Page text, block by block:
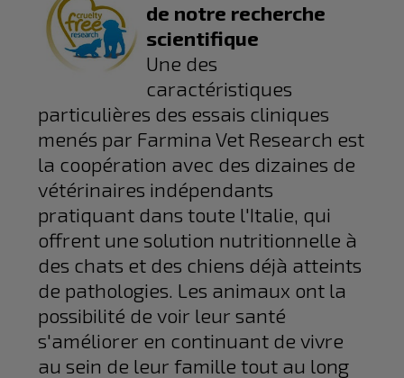
de notre recherche
scientifique
Une des
caractéristiques
particulières des essais cliniques
menés par Farmina Vet Research est
la coopération avec des dizaines de
vétérinaires indépendants
pratiquant dans toute l'Italie, qui
offrent une solution nutritionnelle à
des chats et des chiens déjà atteints
de pathologies. Les animaux ont la
possibilité de voir leur santé
s'améliorer en continuant de vivre
au sein de leur famille tout au long